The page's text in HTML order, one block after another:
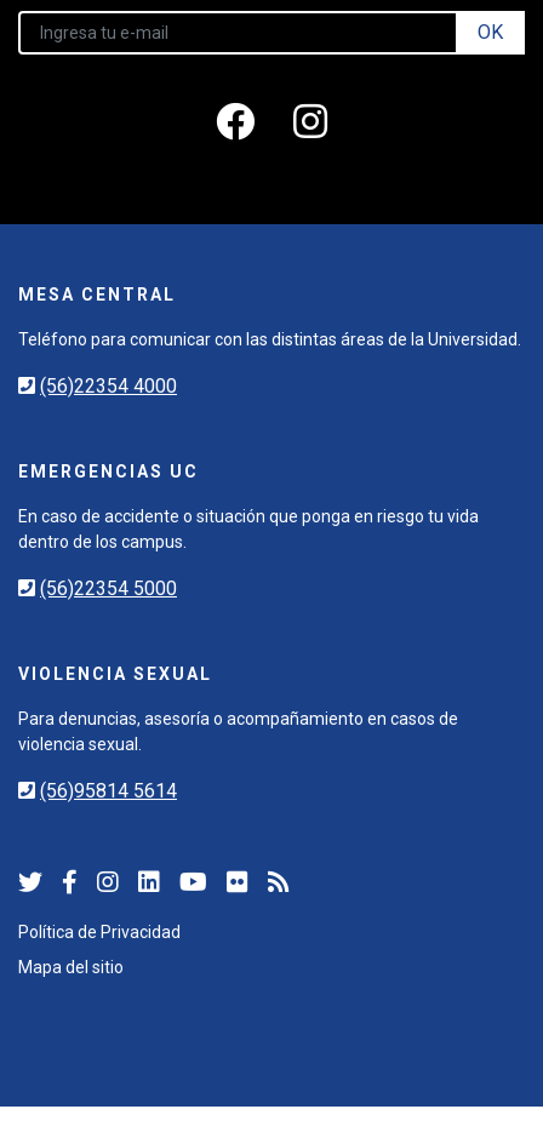
OK
MESA CENTRAL
Teléfono para comunicar con las distintas áreas de la Universidad.
(56)22354 4000
EMERGENCIAS UC
En caso de accidente o situación que ponga en riesgo tu vida
dentro de los campus.
(56)22354 5000
VIOLENCIA SEXUAL
Para denuncias, asesoría o acompañamiento en casos de
violencia sexual.
(56)95814 5614
Política de Privacidad
Mapa del sitio